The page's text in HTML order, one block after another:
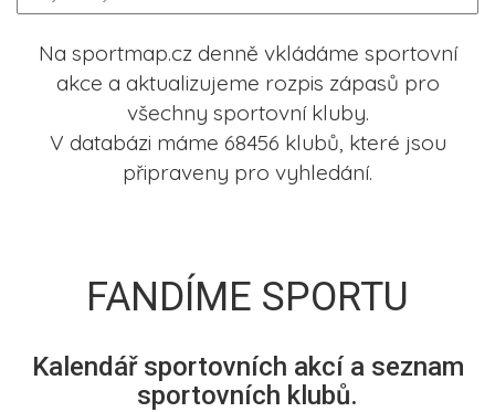
Na sportmap.cz denně vkládáme sportovní
akce a aktualizujeme rozpis zápasů pro
všechny sportovní kluby.
V databázi máme 68456 klubů, které jsou
připraveny pro vyhledání.
FANDÍME SPORTU
Kalendář sportovních akcí a seznam
sportovních klubů.